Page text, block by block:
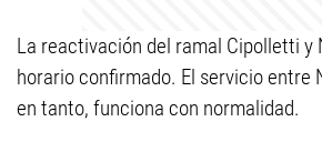
La reactivación del ramal Cipolletti y
horario confirmado. El servicio entre
en tanto, funciona con normalidad.